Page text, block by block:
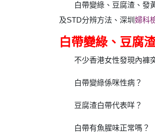
白帶變綠、豆腐渣、發
及STD分辨方法、深圳 婦科
白帶變綠、豆腐
不少香港女性發現內褲
白帶變綠係咪性病？
豆腐渣白帶代表咩？
白帶有魚腥味正常嗎？